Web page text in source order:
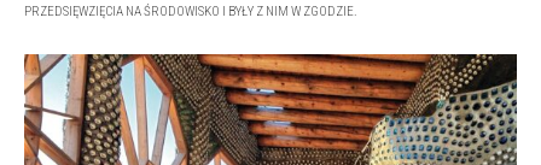
PRZEDSIĘWZIĘCIA NA ŚRODOWISKO I BYŁY Z NIM W ZGODZIE.